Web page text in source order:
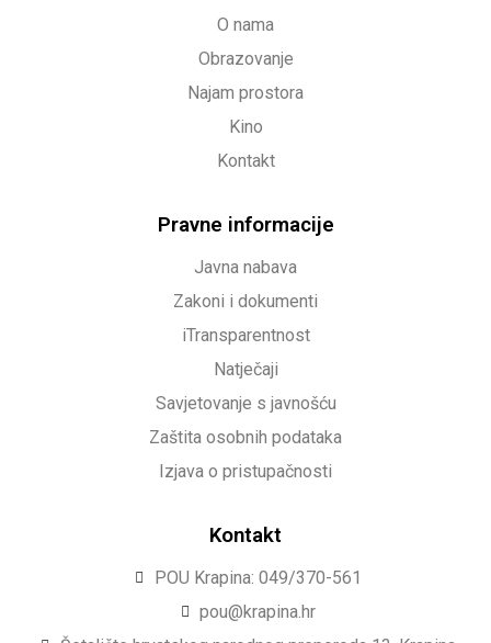
O nama
Obrazovanje
Najam prostora
Kino
Kontakt
Pravne informacije
Javna nabava
Zakoni i dokumenti
iTransparentnost
Natječaji
Savjetovanje s javnošću
Zaštita osobnih podataka
Izjava o pristupačnosti
Kontakt
POU Krapina: 049/370-561
pou@krapina.hr